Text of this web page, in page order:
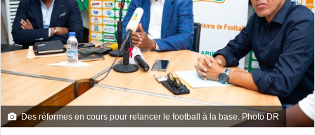
Des réformes en cours pour relancer le football à la base. Photo DR